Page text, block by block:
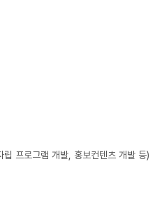
립 프로그램 개발, 홍보컨텐츠 개발 등)